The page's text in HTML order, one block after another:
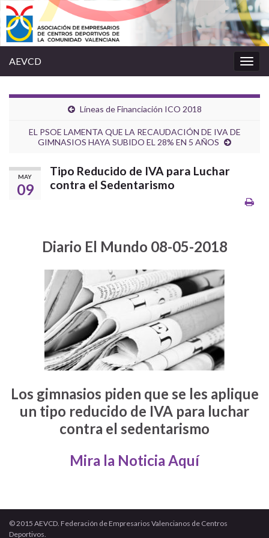
la
AEVCD
Líneas de Financiación ICO 2018
EL PSOE LAMENTA QUE LA RECAUDACIÓN DE IVA DE
GIMNASIOS HAYA SUBIDO EL 28% EN 5 AÑOS
MAY
09
Tipo Reducido de IVA para Luchar
contra el Sedentarismo
Diario El Mundo 08-05-2018
Los gimnasios piden que se les aplique
un tipo reducido de IVA para luchar
contra el sedentarismo
Mira la Noticia Aquí
© 2015 AEVCD. Federación de Empresarios Valencianos de Centros
Deportivos.